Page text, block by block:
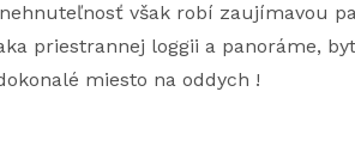
však robí zaujímavou
priestrannej loggii a panoráme,
miesto na oddych !